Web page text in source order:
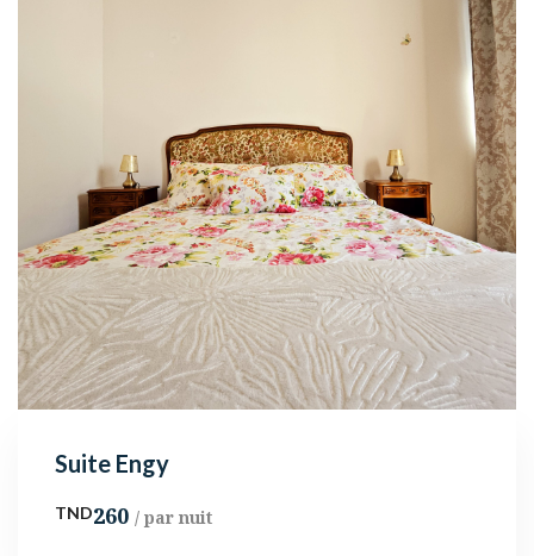
Suite Engy
TND260 / par nuit